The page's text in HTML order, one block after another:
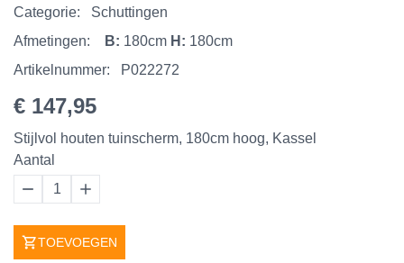
Categorie:
Schuttingen
Afmetingen:
B: 180cm H: 180cm
Artikelnummer:
P022272
€ 147,95
Stijlvol houten tuinscherm, 180cm hoog, Kassel
Aantal
1
TOEVOEGEN